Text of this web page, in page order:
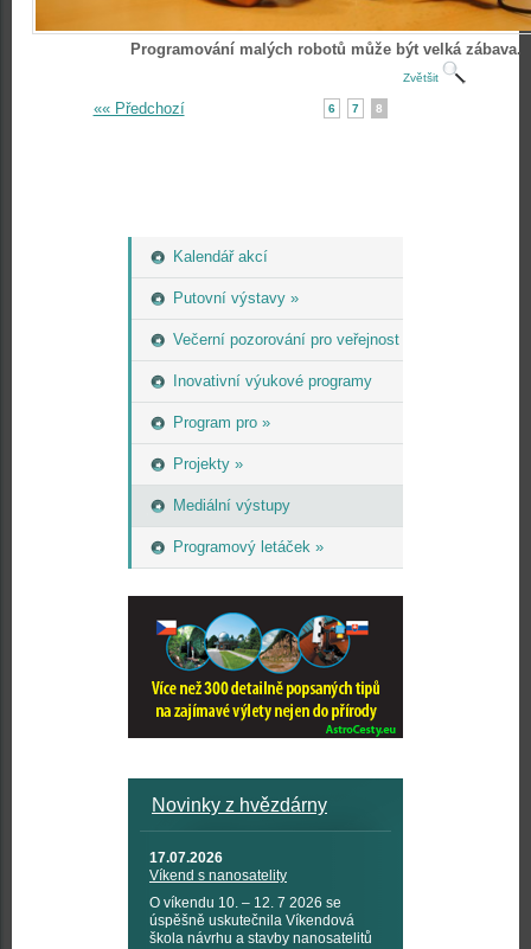
Kalendář akcí
Putovní výstavy »
Večerní pozorování pro veřejnost
Inovativní výukové programy
Program pro »
Projekty »
Mediální výstupy
Programový letáček »
Novinky z hvězdárny
17.07.2026
Víkend s nanosatelity
O víkendu 10. – 12. 7 2026 se
úspěšně uskutečnila Víkendová
škola návrhu a stavby nanosatelitů
Programování malých robotů může být velká zábava.
Zvětšit
«« Předchozí 6 7 8